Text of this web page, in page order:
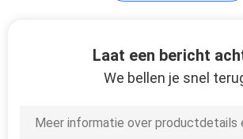
NPRLaat een bericht
We bellen je snel